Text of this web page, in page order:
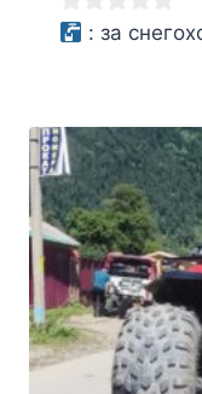
0
: за